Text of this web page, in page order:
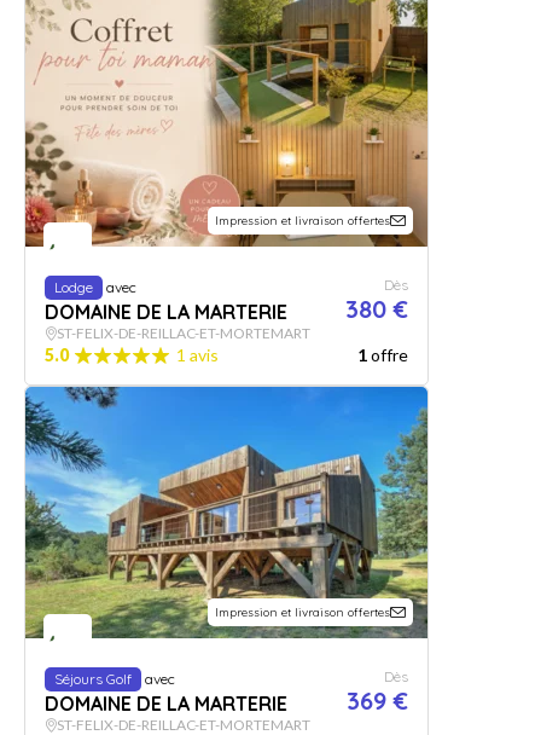
Impression et livraison offertes
Lodge avec
DOMAINE DE LA MARTERIE
Dès
380 €
ST-FELIX-DE-REILLAC-ET-MORTEMART
5.0 1 avis 1offre
Impression et livraison offertes
Séjours Golf avec
DOMAINE DE LA MARTERIE
Dès
369 €
ST-FELIX-DE-REILLAC-ET-MORTEMART